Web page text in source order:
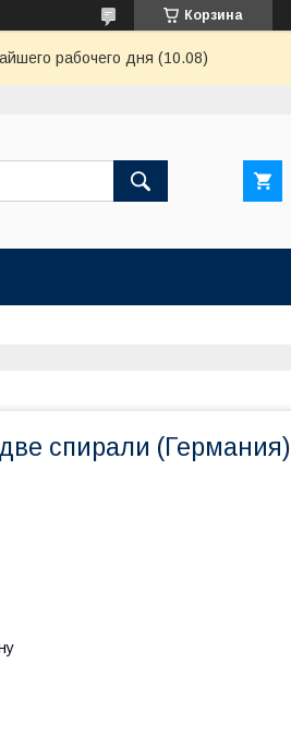
Корзина
рабочего дня (10.08)
спирали (Германия)